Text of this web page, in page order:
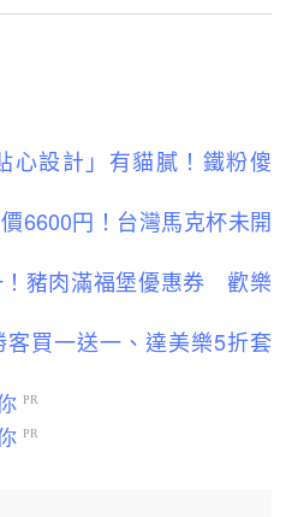
心設計」有貓膩！鐵粉傻
6600円！台灣馬克杯未開
！豬肉滿福堡優惠券 歡樂
買一送一、達美樂5折套